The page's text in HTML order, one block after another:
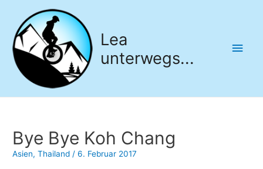
Lea
unterwegs...
Bye Bye Koh Chang
Asien,Thailand /6. Februar 2017